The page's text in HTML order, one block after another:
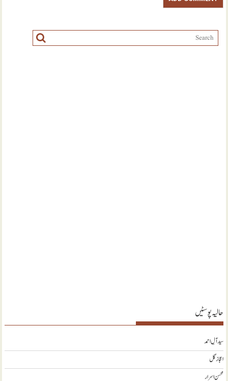
حالیہ پوسٹیں
سید آلِ احمد
اعجاز گل
محسن اسرار